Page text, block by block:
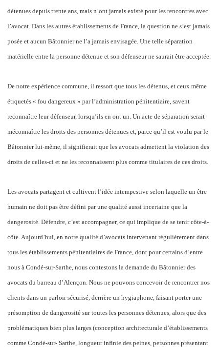
détenues depuis trente ans, mais n’ont jamais existé pour les rencontres avec
l’avocat. Dans les autres établissements de France, la question ne s’est jamais
posée et aucun Bâtonnier ne l’a jamais envisagée. Une telle séparation
matérielle entre la personne détenue et son défenseur ne saurait être acceptée.
De notre expérience commune, il ressort que tous les détenus, et ceux même
étiquetés « fou dangereux » par l’administration pénitentiaire, savent
reconnaître leur défenseur, lorsqu’ils en ont un. Un acte de séparation serait
méconnaître les droits des personnes détenues et, parce qu’il est voulu par le
Bâtonnier lui-même, il signifierait que les avocats admettent la violation des
droits de celles-ci et ne les reconnaissent plus comme titulaires de ces droits.
Les avocats partagent et cultivent l’idée intempestive selon laquelle un être
humain ne doit pas être défini par une qualité aussi incertaine que la
dangerosité. Défendre, c’est accompagner, ce qui implique de se tenir côte-à-
côte. Aujourd’hui, en notre qualité d’avocats intervenant régulièrement dans
tous les établissements pénitentiaires de France, dont pour certains d’entre
nous à Condé-sur-Sarthe, nous contestons la demande du Bâtonnier des
avocats du barreau d’Alençon. Nous ne pouvons concevoir de rencontrer nos
clients dans un parloir sécurisé, derrière un hygiaphone, faisant porter une
présomption de dangerosité sur toutes les personnes détenues, alors que des
problématiques bien plus larges (conception architecturale d’établissements
comme Condé-sur- Sarthe, longueur infinie des peines, personnes présentant